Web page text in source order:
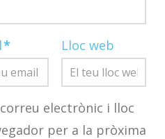
* Lloc web
electrònic i lloc
per a la pròxima